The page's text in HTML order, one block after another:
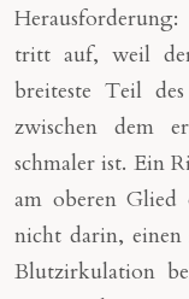
tritt auf, weil
breiteste Teil
zwischen dem
schmaler ist. Ein
am oberen
nicht darin,
Blutzirkulation